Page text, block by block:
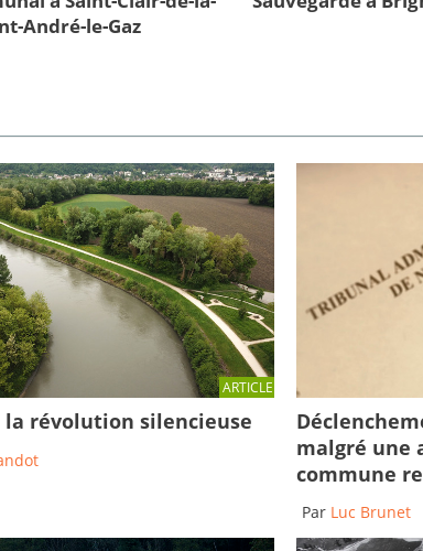
André-le-Gaz
ARTICLE
la révolution silencieuse
malgré une
commune
Par Luc Brunet